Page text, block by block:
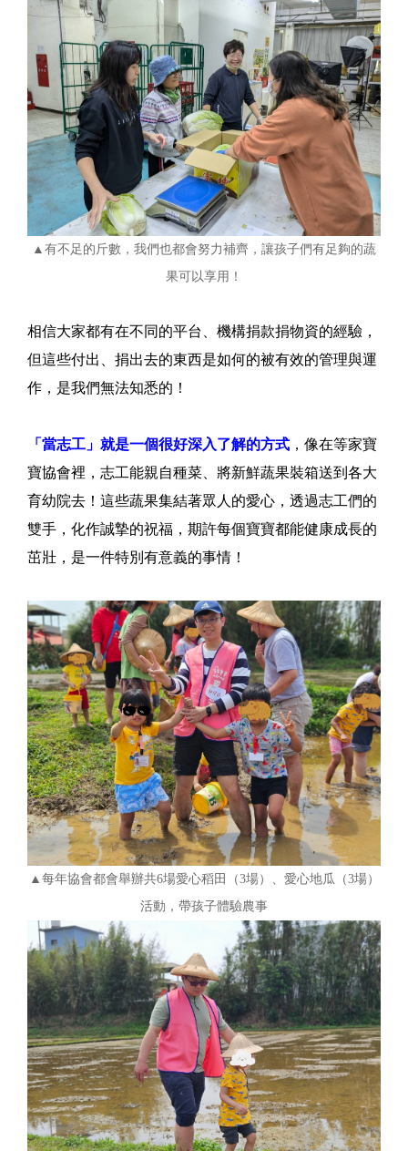
▲有不足的斤數，我們也都會努力補齊，讓孩子們有足夠的蔬
果可以享用！
相信大家都有在不同的平台、機構捐款捐物資的經驗，
但這些付出、捐出去的東西是如何的被有效的管理與運
作，是我們無法知悉的！
「當志工」就是一個很好深入了解的方式 ，像在等家寶
寶協會裡，志工能親自種菜、將新鮮蔬果裝箱送到各大
育幼院去！這些蔬果集結著眾人的愛心，透過志工們的
雙手，化作誠摯的祝福，期許每個寶寶都能健康成長的
茁壯，是一件特別有意義的事情！
▲每年協會都會舉辦共6場愛心稻田（3場）、愛心地瓜（3場）
活動，帶孩子體驗農事